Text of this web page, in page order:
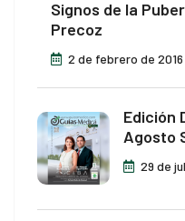
Signos de la
Precoz
2 de febrero de 2016
Edición
Agosto
29 de